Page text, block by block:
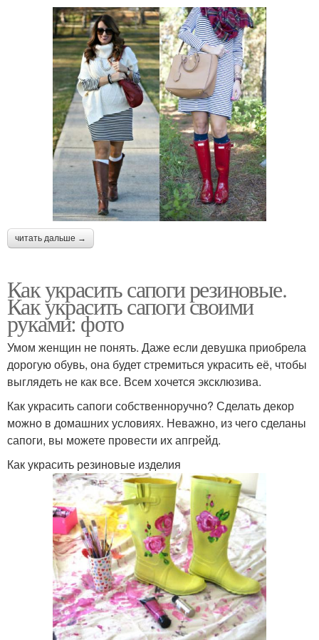
читать дальше →
Как украсить сапоги резиновые.
Как украсить сапоги своими
руками: фото
Умом женщин не понять. Даже если девушка приобрела
дорогую обувь, она будет стремиться украсить её, чтобы
выглядеть не как все. Всем хочется эксклюзива.
Как украсить сапоги собственноручно? Сделать декор
можно в домашних условиях. Неважно, из чего сделаны
сапоги, вы можете провести их апгрейд.
Как украсить резиновые изделия